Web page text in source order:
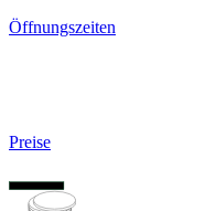
Öffnungszeiten
Preise